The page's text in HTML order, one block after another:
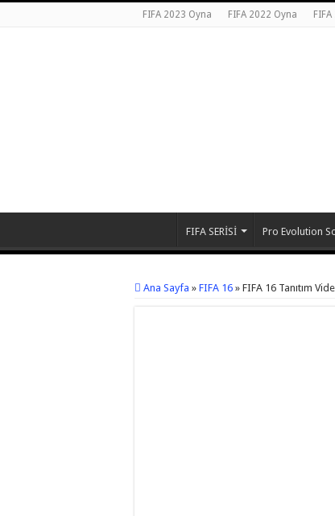
FIFA 2023 Oyna FIFA 2022 Oyna
FIFA SERİSİ Pro Evolution
Ana Sayfa » FIFA 16 » FIFA 16 Tanıtım